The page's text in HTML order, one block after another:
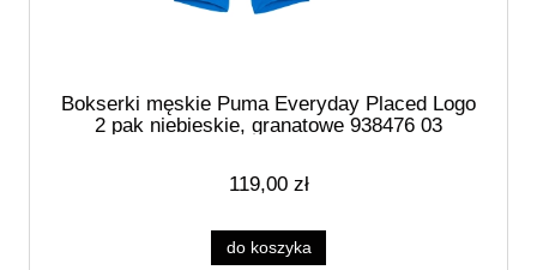
Bokserki męskie Puma Everyday Placed Logo
2 pak niebieskie, granatowe 938476 03
119,00 zł
do koszyka